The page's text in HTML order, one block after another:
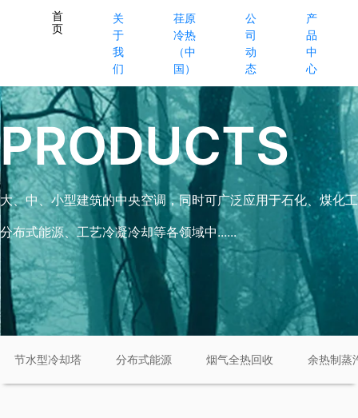
首
页
关
于
我
们
荏原
冷热
（中
国）
公
司
动
态
产
品
中
心
PRODUCTS
大、中、小型建筑的中央空调，同时可广泛应用于石化、煤化
分布式能源、工艺冷凝冷却等各领域中......
节水型冷却塔 分布式能源 烟气全热回收 余热制蒸